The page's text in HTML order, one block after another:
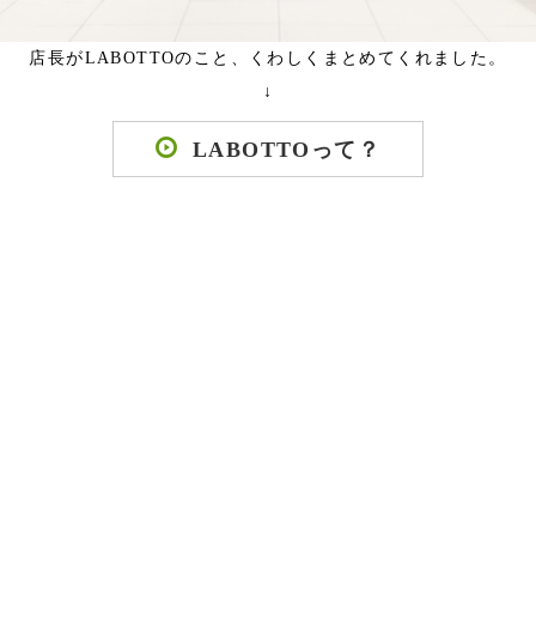
店長がLABOTTOのこと、くわしくまとめてくれました。
↓
LABOTTOって？